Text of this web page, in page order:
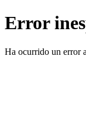
Error
Ha ocurrido un error